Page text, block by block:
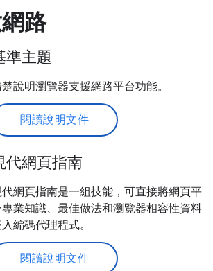
路
準主題
說明瀏覽器支援網路平台功能。
閱讀說明文件
代網頁指南
網頁指南是一組技能，可直接將網頁平
專業知識、最佳做法和瀏覽器相容性資料
編碼代理程式。
閱讀說明文件